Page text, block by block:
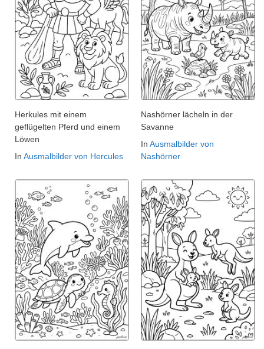
Herkules mit einem
geflügelten Pferd und einem
Löwen
In Ausmalbilder von Hercules
Nashörner lächeln in der
Savanne
In Ausmalbilder von
Nashörner